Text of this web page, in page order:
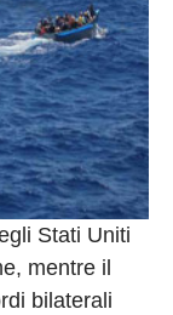
Stati Uniti
mentre il
bilaterali